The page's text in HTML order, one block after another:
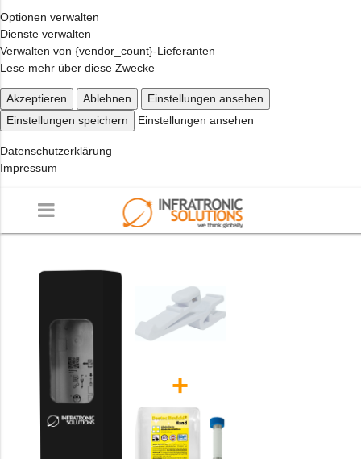
Optionen verwalten
Dienste verwalten
Verwalten von {vendor_count}-Lieferanten
Lese mehr über diese Zwecke
Akzeptieren Ablehnen
Einstellungen ansehen
Einstellungen speichern
Einstellungen ansehen
Datenschutzerklärung
Impressum
+